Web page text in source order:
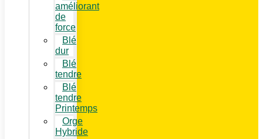
améliorant
de
force
Blé
dur
Blé
tendre
Blé
tendre
Printemps
Orge
Hybride